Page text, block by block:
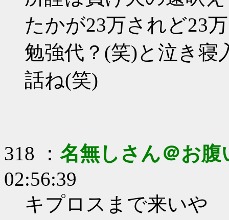
たかが23万されど23
勉強代？(笑)と泣き寝
話ね(笑)
318 ： 名無しさん＠お腹
02:56:39
キプロスまで来いや